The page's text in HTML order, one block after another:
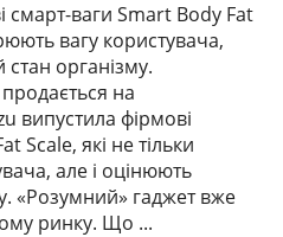
смарт-ваги Smart Body Fat
вагу користувача,
організму.
на
випустила фірмові
Scale, які не тільки
але і оцінюють
«Розумний» гаджет вже
ринку. Що ...